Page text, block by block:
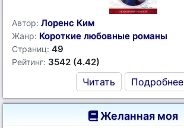
Автор: Лоренс Ким
Жанр: Короткие любовные романы
Страниц: 49
Рейтинг: 3542 (4.42)
Читать Подробнее
Желанная моя